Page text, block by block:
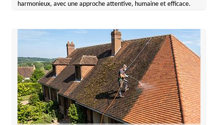
harmonieux, avec une approche attentive, humaine et efficace.